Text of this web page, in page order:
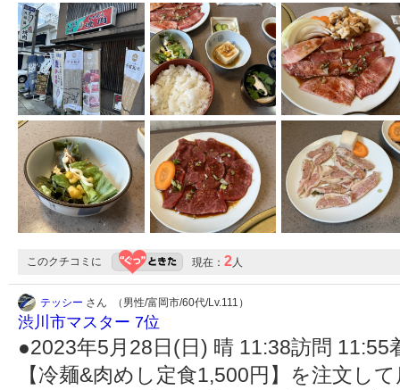
このクチコミに 現在： 2人
テッシー さん （男性/富岡市/60代/Lv.111）
渋川市マスター 7位
●2023年5月28日(日) 晴 11:38訪問
【冷麺&肉めし定食1,500円】を注文し